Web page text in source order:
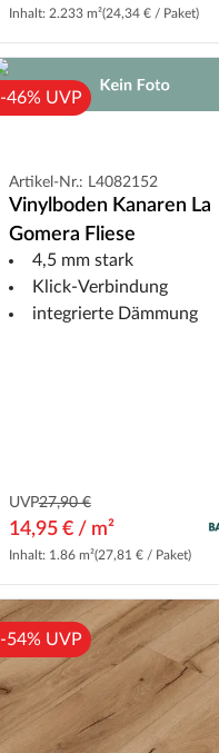
Inhalt: 2.233 m²(24,34 € / Paket)
-46% UVP
Artikel-Nr.: L4082152
Vinylboden Kanaren La
Gomera Fliese
4,5 mm stark
Klick-Verbindung
integrierte Dämmung
UVP27,90 €
14,95 € / m²
Inhalt: 1.86 m²(27,81 € / Paket)
-54% UVP